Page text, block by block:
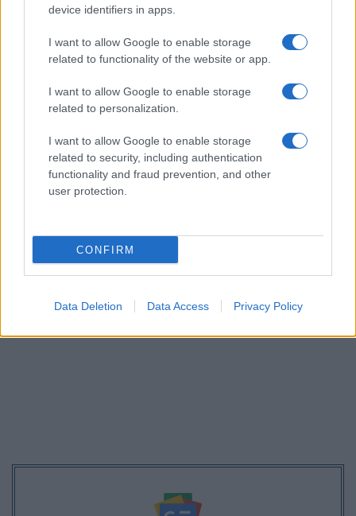
device identifiers in apps.
I want to allow Google to enable storage
related to functionality of the website or app.
I want to allow Google to enable storage
related to personalization.
I want to allow Google to enable storage
related to security, including authentication
functionality and fraud prevention, and other
user protection.
CONFIRM
Data Deletion Data Access Privacy Policy
στ. στα νησιά του βορειοανατολικού Αιγαίου (κυρίως
περιοχή Λήμνου) από το βράδυ της Παρασκευής μέχρι